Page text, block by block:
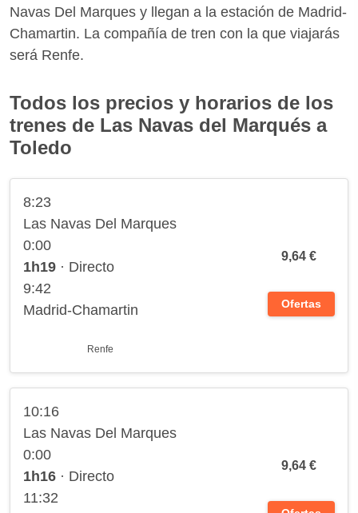
Navas Del Marques y llegan a la estación de Madrid-
Chamartin. La compañía de tren con la que viajarás
será Renfe.
Todos los precios y horarios de los
trenes de Las Navas del Marqués a
Toledo
8:23
Las Navas Del Marques
0:00
1h19 · Directo
9:42
Madrid-Chamartin
Renfe
9,64 €
Ofertas
10:16
Las Navas Del Marques
0:00
1h16 · Directo
11:32
9,64 €